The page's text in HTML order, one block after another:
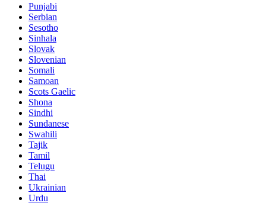
Punjabi
Serbian
Sesotho
Sinhala
Slovak
Slovenian
Somali
Samoan
Scots Gaelic
Shona
Sindhi
Sundanese
Swahili
Tajik
Tamil
Telugu
Thai
Ukrainian
Urdu